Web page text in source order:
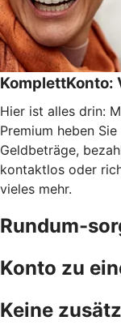
KomplettKonto:
Hier ist alles drin:
Premium heben
Geldbeträge,
kontaktlos oder
vieles mehr.
Rundum-
Konto zu
Keine